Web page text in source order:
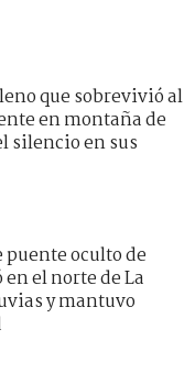
que sobrevivió al
en montaña de
silencio en sus
puente oculto de
el norte de La
y mantuvo